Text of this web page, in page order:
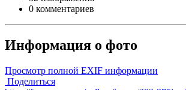
0 комментариев
Информация о фото
Просмотр полной EXIF информации
Поделиться